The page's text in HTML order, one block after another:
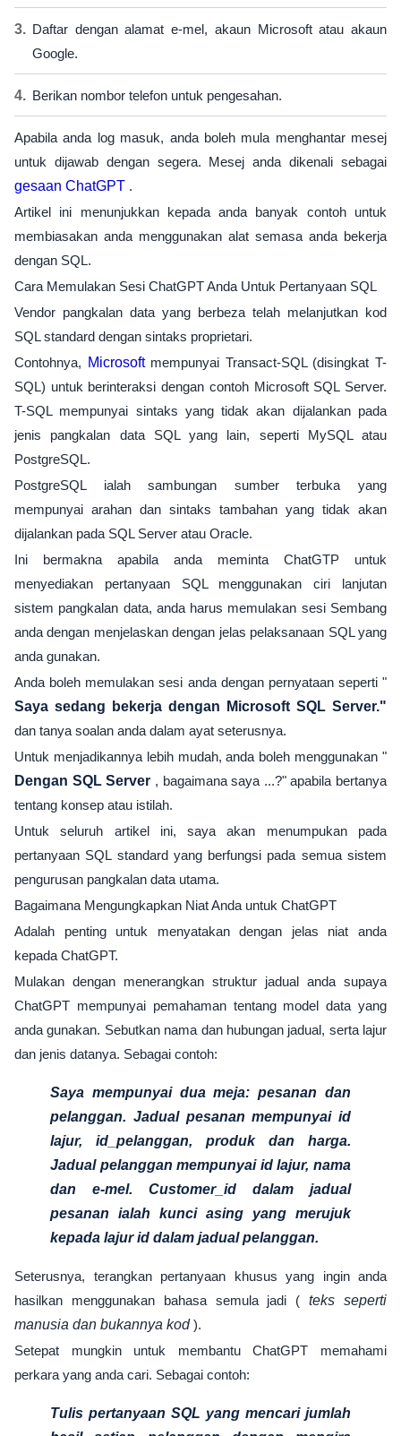
Daftar dengan alamat e-mel, akaun Microsoft atau akaun
Google.
Berikan nombor telefon untuk pengesahan.
Apabila anda log masuk, anda boleh mula menghantar mesej
untuk dijawab dengan segera. Mesej anda dikenali sebagai
gesaan ChatGPT .
Artikel ini menunjukkan kepada anda banyak contoh untuk
membiasakan anda menggunakan alat semasa anda bekerja
dengan SQL.
Cara Memulakan Sesi ChatGPT Anda Untuk Pertanyaan SQL
Vendor pangkalan data yang berbeza telah melanjutkan kod
SQL standard dengan sintaks proprietari.
Contohnya, Microsoftmempunyai Transact-SQL (disingkat T-
SQL) untuk berinteraksi dengan contoh Microsoft SQL Server.
T-SQL mempunyai sintaks yang tidak akan dijalankan pada
jenis pangkalan data SQL yang lain, seperti MySQL atau
PostgreSQL.
PostgreSQL ialah sambungan sumber terbuka yang
mempunyai arahan dan sintaks tambahan yang tidak akan
dijalankan pada SQL Server atau Oracle.
Ini bermakna apabila anda meminta ChatGTP untuk
menyediakan pertanyaan SQL menggunakan ciri lanjutan
sistem pangkalan data, anda harus memulakan sesi Sembang
anda dengan menjelaskan dengan jelas pelaksanaan SQL yang
anda gunakan.
Anda boleh memulakan sesi anda dengan pernyataan seperti "
Saya sedang bekerja dengan Microsoft SQL Server."
dan tanya soalan anda dalam ayat seterusnya.
Untuk menjadikannya lebih mudah, anda boleh menggunakan "
Dengan SQL Server , bagaimana saya ...?" apabila bertanya
tentang konsep atau istilah.
Untuk seluruh artikel ini, saya akan menumpukan pada
pertanyaan SQL standard yang berfungsi pada semua sistem
pengurusan pangkalan data utama.
Bagaimana Mengungkapkan Niat Anda untuk ChatGPT
Adalah penting untuk menyatakan dengan jelas niat anda
kepada ChatGPT.
Mulakan dengan menerangkan struktur jadual anda supaya
ChatGPT mempunyai pemahaman tentang model data yang
anda gunakan. Sebutkan nama dan hubungan jadual, serta lajur
dan jenis datanya. Sebagai contoh:
Saya mempunyai dua meja: pesanan dan
pelanggan. Jadual pesanan mempunyai id
lajur, id_pelanggan, produk dan harga.
Jadual pelanggan mempunyai id lajur, nama
dan e-mel. Customer_id dalam jadual
pesanan ialah kunci asing yang merujuk
kepada lajur id dalam jadual pelanggan.
Seterusnya, terangkan pertanyaan khusus yang ingin anda
hasilkan menggunakan bahasa semula jadi (teks seperti
manusia dan bukannya kod).
Setepat mungkin untuk membantu ChatGPT memahami
perkara yang anda cari. Sebagai contoh:
Tulis pertanyaan SQL yang mencari jumlah